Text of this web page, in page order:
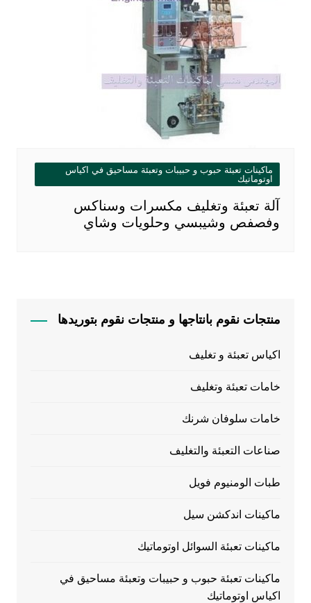
ماكينات تعبئة حبوب و حبيبات وتعبئة مساحيق في اكياس
اوتوماتيك
آلة تعبئة وتغليف مكسرات وسناكس
وفصفص وشيبسي وحلويات وشاي
منتجات نقوم بانتاجها و منتجات نقوم بتوريدها
اكياس تعبئة و تغليف
خامات تعبئة وتغليف
خامات سلوفان شرنك
صناعات التعبئة والتغليف
طبات الومنيوم فويل
ماكينات اندكشن سيل
ماكينات تعبئة السوائل اوتوماتيك
ماكينات تعبئة حبوب و حبيبات وتعبئة مساحيق في
اكياس اوتوماتيك